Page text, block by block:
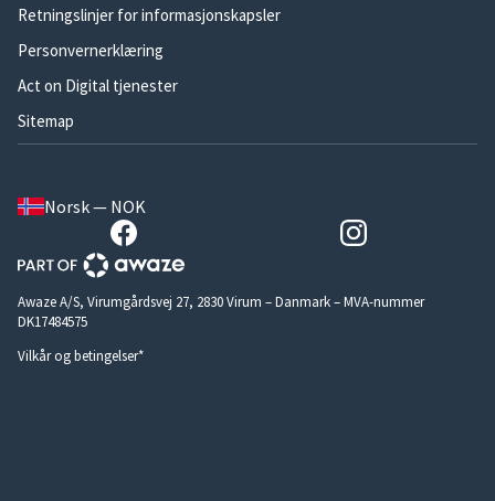
Retningslinjer for informasjonskapsler
Personvernerklæring
Act on Digital tjenester
Sitemap
Norsk — NOK
Awaze A/S, Virumgårdsvej 27, 2830 Virum – Danmark – MVA-nummer
DK17484575
Vilkår og betingelser*